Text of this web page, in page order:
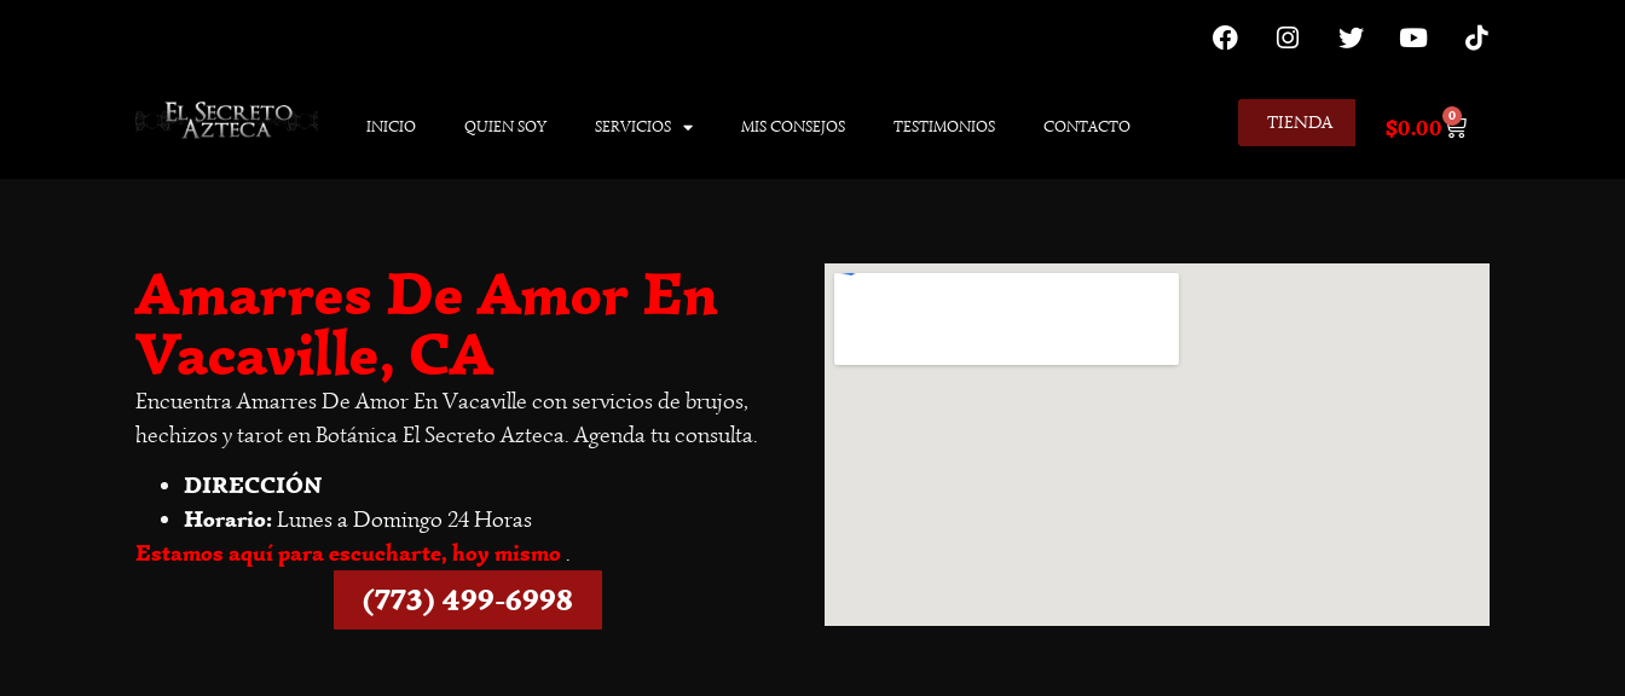
INICIO QUIEN SOY SERVICIOS MIS CONSEJOS TESTIMONIOS CONTACTO TIENDA $0.00 0
Amarres De Amor En
Vacaville, CA
Encuentra Amarres De Amor En Vacaville con servicios de brujos,
hechizos y tarot en Botánica El Secreto Azteca. Agenda tu consulta.
DIRECCIÓN
Horario:Lunes a Domingo 24 Horas
Estamos aquí para escucharte, hoy mismo .
(773) 499-6998